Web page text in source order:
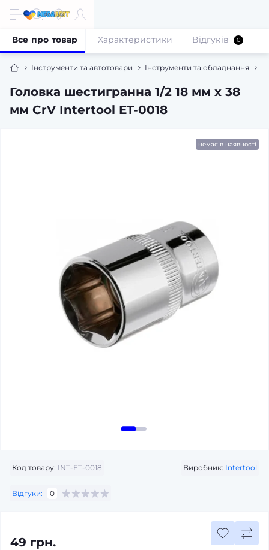
Інструменти та автотовари Інструменти та обладнання
Головка шестигранна 1/2 18 мм x 38
мм CrV Intertool ET-0018
Все про товар Характеристики Відгуків 0
немає в наявності
Код товару: INT-ET-0018 Виробник: Intertool
Відгуки: 0
49 грн.